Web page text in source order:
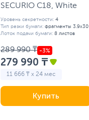
SECURIO C18, White
Уровень секретности: 4
Тип резки бумаги: фрагменты
Лоток подачи бумаги: 8 листов
289 990 ₸
279 990 ₸
11 666 ₸ x 24 мес
Купить